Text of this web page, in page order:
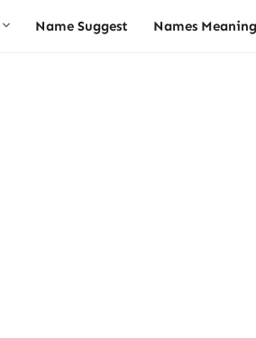
Name Suggest Names Meaning